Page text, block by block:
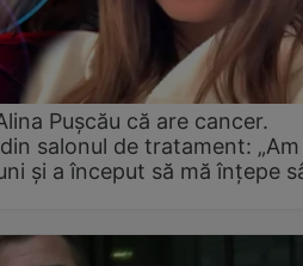
Pușcău că are cancer.
salonul de tratament:
și a început să mă înțepe